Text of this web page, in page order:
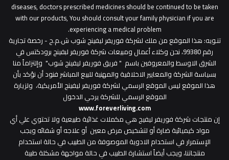
diseases, doctors prescribed medicines should be continued to be taken
with our products, You should consult your family physician if you are
experiencing a medical problem.
تنـويه: هذا الموقع من ملك لشركة فوريفر ليفينج شوب ش.م.ح - رخصة تجارية
رقم 99380، نحن وكلاء أعمال ومبيعات شركة فوريفر لبفينج برودكتس في
الشرق الاوسط والمعروفين باسم " فريق فوريفر ليفينج شوب" وإلتزاماً منا
بسياسة الشركة والمعايير الاخلاقية والمهنية للبيع المباشر فنود أن نؤكد بأن
هذا الموقع ليس الموقع الرسمي لشركة فوريفر ليفينج الأمريكية، ولزيارة
الموقع الرسمي للشركة يرجي الدخول
www.foreverliving.com
​إن منتجات شركة فوريفر ليفيج هي مكملات غذائية طبيعية ولا تحتوي علي أي
مواد كيميائية ضارة أو لتشخيص مرض معين أو علاجه أو شفائه ويجب
الإستمرار في استخدام الادوية الموصوفة من الطبيب في حالة استخدام
منتجاتنا، ويجب أيضاً استشارة الطبيب في حالة مواجهة مشكلة طبية